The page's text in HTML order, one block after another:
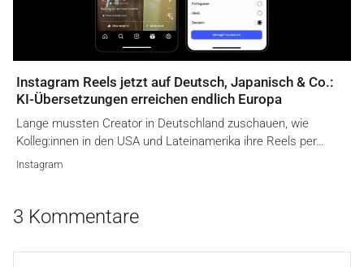
Instagram Reels jetzt auf Deutsch, Japanisch & Co.:
KI-Übersetzungen erreichen endlich Europa
Lange mussten Creator in Deutschland zuschauen, wie
Kolleg:innen in den USA und Lateinamerika ihre Reels per…
Instagram
3 Kommentare